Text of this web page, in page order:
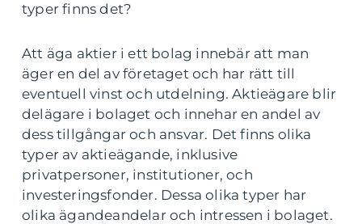
typer finns det?
Att äga aktier i ett bolag innebär att man
äger en del av företaget och har rätt till
eventuell vinst och utdelning. Aktieägare blir
delägare i bolaget och innehar en andel av
dess tillgångar och ansvar. Det finns olika
typer av aktieägande, inklusive
privatpersoner, institutioner, och
investeringsfonder. Dessa olika typer har
olika ägandeandelar och intressen i bolaget.